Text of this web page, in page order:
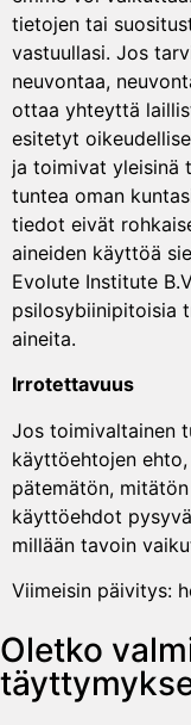
tietojen tai
vastuullasi. Jos
neuvontaa,
ottaa yhteyttä
esitetyt
ja toimivat yleisinä
tuntea oman
tiedot eivät
aineiden käyttöä
Evolute Institute
psilosybiinipitoisia
aineita.
Irrotettavuus
Jos toimivaltainen
käyttöehtojen
pätemätön,
käyttöehdot
millään tavoin
Viimeisin päivitys:
Oletko